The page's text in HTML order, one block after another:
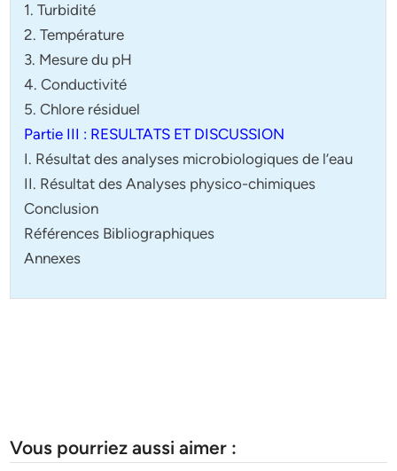
1. Turbidité
2. Température
3. Mesure du pH
4. Conductivité
5. Chlore résiduel
Partie III : RESULTATS ET DISCUSSION
I. Résultat des analyses microbiologiques de l’eau
II. Résultat des Analyses physico-chimiques
Conclusion
Références Bibliographiques
Annexes
Vous pourriez aussi aimer :